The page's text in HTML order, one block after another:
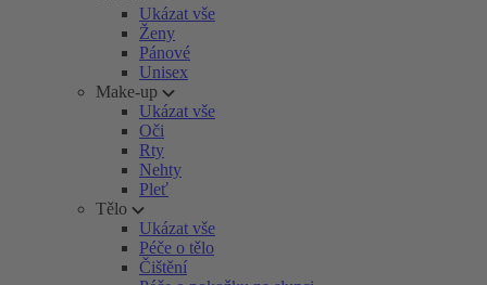
Ukázat vše
Ženy
Pánové
Unisex
Make-up
Ukázat vše
Oči
Rty
Nehty
Pleť
Tělo
Ukázat vše
Péče o tělo
Čištění